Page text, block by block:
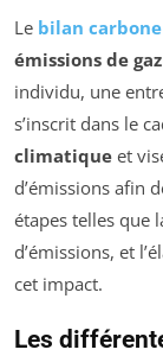
Le bilan carbone
émissions de
individu, une
s’inscrit dans le
climatique et
d’émissions afin
étapes telles que
d’émissions, et
cet impact.
Les